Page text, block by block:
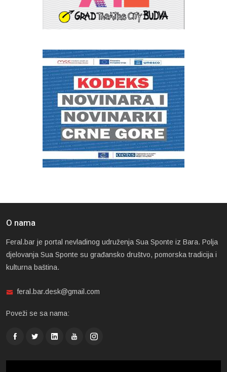
O nama
Feral.bar je portal nevladinog udruženja Sua Sponte iz Bara. Polja
djelovanja Sua Sponte su građansko društvo, pomorska tradicija i
kulturna baština.
feral.bar.desk@gmail.com
Poveži se sa nama: